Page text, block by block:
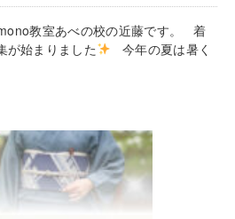
教室あべの校の近藤です。 着
が始まりました
今年の夏は暑く